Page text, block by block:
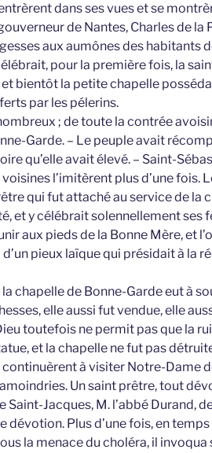
dans ses vues et se
de Nantes, Charles de la
aux aumônes des habitants
pour la première fois, la
bientôt la petite chapelle
par les pélerins.
; de toute la contrée
Garde. – Le peuple avait
qu’elle avait élevé. – Saint-
l’imitèrent plus d’une fois.
qui fut attaché au service de la
et y célébrait solennellement ses
aux pieds de la Bonne Mère, et
pieux laïque qui présidait à la
chapelle de Bonne-Garde eut à
elle aussi fut vendue, elle
toutefois ne permit pas que la
et la chapelle ne fut pas
à visiter Notre-Dame
Un saint prêtre, tout
Jacques, M. l’abbé Durand,
Plus d’une fois, en
la menace du choléra, il